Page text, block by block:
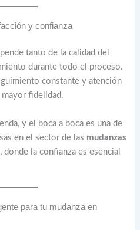
y confianza
tanto de la calidad del
durante todo el proceso.
constante y atención
fidelidad.
y el boca a boca es una de
en el sector de las mudanzas
, donde la confianza es esencial
para tu mudanza en